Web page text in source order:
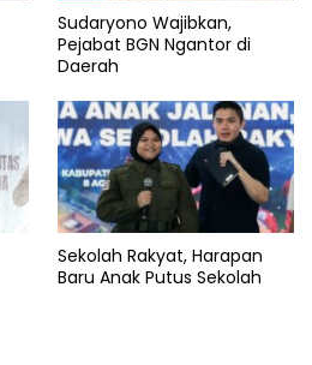
Sudaryono Wajibkan,
Pejabat BGN Ngantor di
Daerah
Sekolah Rakyat, Harapan
Baru Anak Putus Sekolah